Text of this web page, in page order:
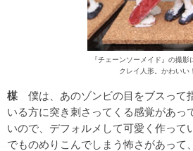
『チェーンソーメイド』の撮影
クレイ人形。かわいい！
楳 僕は、あのゾンビの目をブスって
いる方に突き刺さってくる感覚があっ
いので、デフォルメして可愛く作って
でものめりこんでしまう怖さがあって